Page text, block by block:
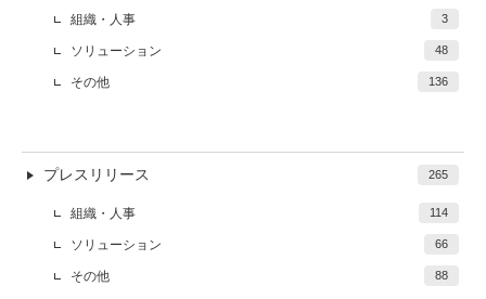
組織・人事 3
ソリューション 48
その他 136
プレスリリース 265
組織・人事 114
ソリューション 66
その他 88